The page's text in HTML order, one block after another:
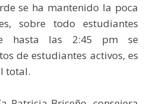
se ha mantenido la poca
sobre todo estudiantes
hasta las 2:45 pm se
de estudiantes activos, es
total.